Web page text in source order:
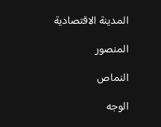
المدينة الاقتصادية
المنصور
النماص
الوجه